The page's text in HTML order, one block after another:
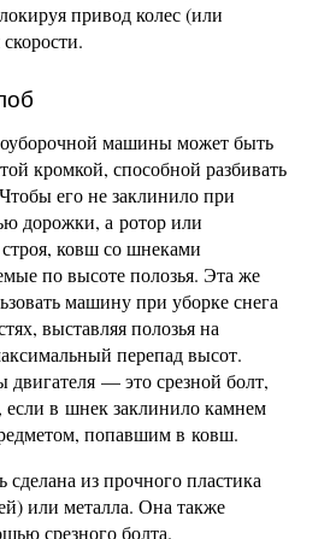
привод колес (или
машины может быть
кромкой, способной разбивать
его не заклинило при
дорожки, а ротор или
ковш со шнеками
по высоте полозья. Эта же
машину при уборке снега
выставляя полозья на
перепад высот.
— это срезной болт,
если в шнек заклинило камнем
попавшим в ковш.
из прочного пластика
или металла. Она также
срезного болта.